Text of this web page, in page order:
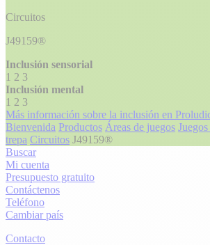
Circuitos
J49159®
Inclusión sensorial
1 2 3
Inclusión mental
1 2 3
Más información sobre la inclusión en
Bienvenida Productos Áreas de juegos
trepa Circuitos J49159®
Buscar
Mi cuenta
Presupuesto gratuito
Contáctenos
Teléfono
Cambiar país
Contacto